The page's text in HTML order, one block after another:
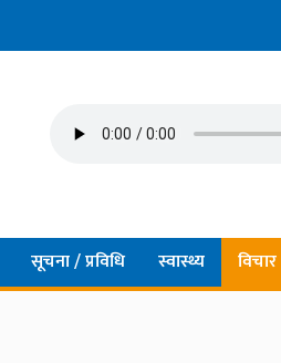
सूचना / प्रविधि स्वास्थ्य विचार